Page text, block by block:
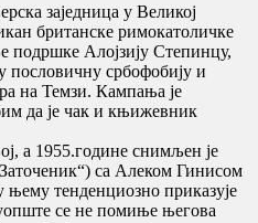
заједница у Великој
британске римокатоличке
подршке Алојзију Степинцу,
пословичну србофобију и
на Темзи. Кампања је
да је чак и књижевник
а 1955.године снимљен је
са Алеком Гинисом
њему тенденциозно приказује
се не помиње његова